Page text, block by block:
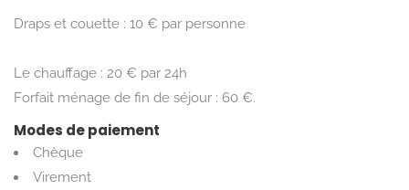
Draps et couette : 10 € par personne
Le chauffage : 20 € par 24h
Forfait ménage de fin de séjour : 60 €.
Modes de paiement
Chèque
Virement